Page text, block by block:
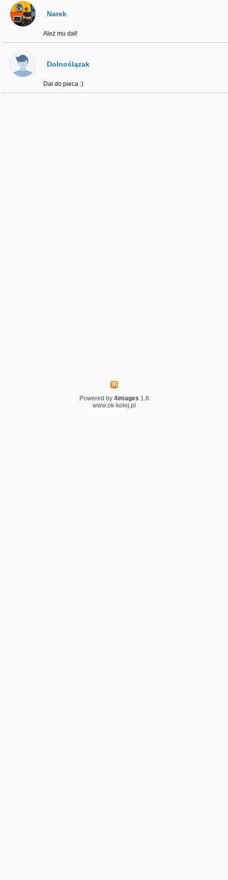
Narek
Ależ mu dał!
Dolnoślązak
Dał do pieca :)
Powered by 4images 1.8
www.ok-kolej.pl